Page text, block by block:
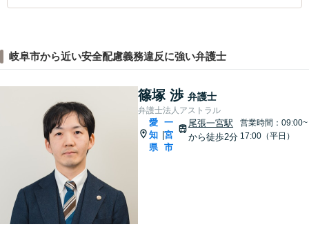
岐阜市から近い安全配慮義務違反に強い弁護士
篠塚 渉 弁護士
弁護士法人アストラル
愛
知
県
|
一
宮
市
尾張一宮駅
から徒歩2分
営業時間：09:00~
17:00（平日）